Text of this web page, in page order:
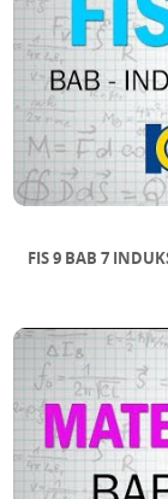
FIS 9 BAB 7